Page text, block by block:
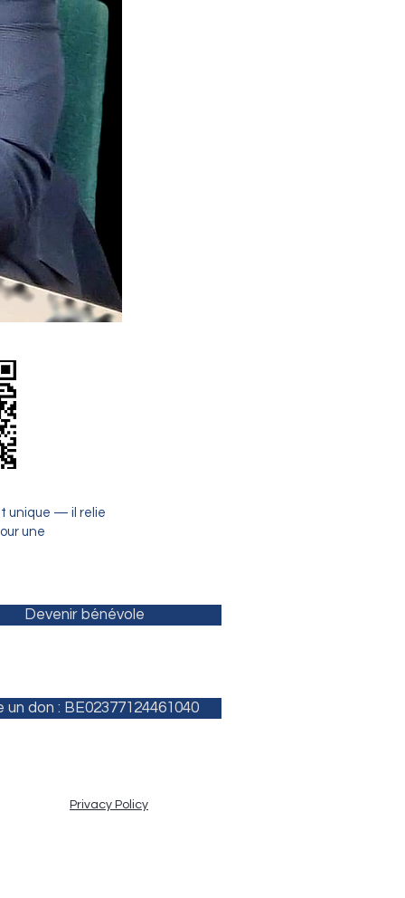
unique — il relie
une
Devenir bénévole
un don : BE02377124461040
Privacy Policy